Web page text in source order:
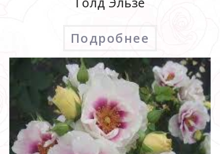
Подробнее